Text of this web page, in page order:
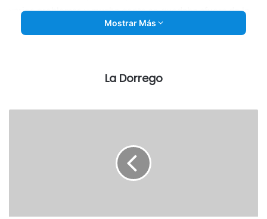
varios problemas y mucha gente se quedaba afuera de la
como se explicaron las autoridades del banco, se
Mostrar Más
La Dorrego